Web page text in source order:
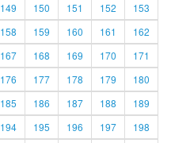
149 150 151 152
153
158 159 160 161
162
167 168 169 170
171
176 177 178 179
180
185 186 187 188
189
194 195 196 197
198